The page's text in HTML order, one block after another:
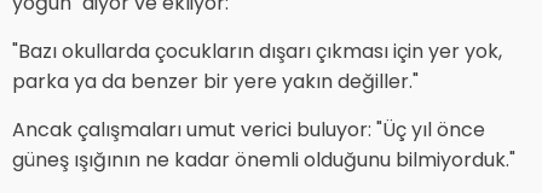
"Bazı okullarda çocukların dışarı çıkması için yer yok,
parka ya da benzer bir yere yakın değiller."
Ancak çalışmaları umut verici buluyor: "Üç yıl önce
güneş ışığının ne kadar önemli olduğunu bilmiyorduk."